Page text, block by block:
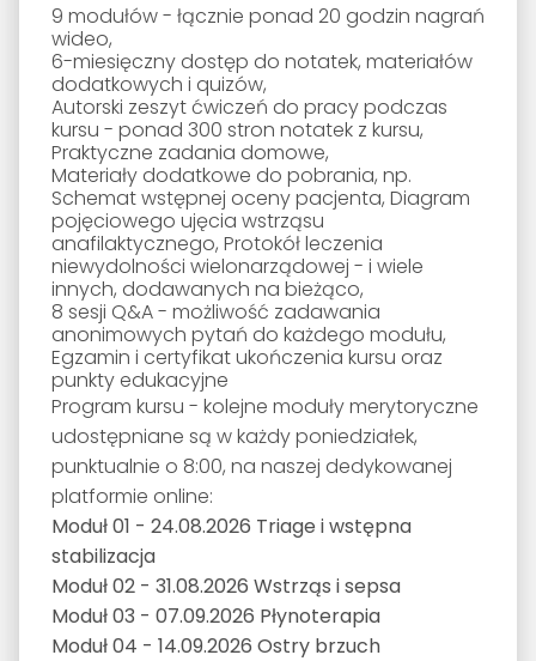
9 modułów - łącznie ponad 20 godzin nagrań
wideo,
6-miesięczny dostęp do notatek, materiałów
dodatkowych i quizów,
Autorski zeszyt ćwiczeń do pracy podczas
kursu - ponad 300 stron notatek z kursu,
Praktyczne zadania domowe,
Materiały dodatkowe do pobrania, np.
Schemat wstępnej oceny pacjenta, Diagram
pojęciowego ujęcia wstrząsu
anafilaktycznego, Protokół leczenia
niewydolności wielonarządowej - i wiele
innych, dodawanych na bieżąco,
8 sesji Q&A - możliwość zadawania
anonimowych pytań do każdego modułu,
Egzamin i certyfikat ukończenia kursu oraz
punkty edukacyjne
Program kursu - kolejne moduły merytoryczne
udostępniane są w każdy poniedziałek,
punktualnie o 8:00, na naszej dedykowanej
platformie online:
Moduł 01 - 24.08.2026 Triage i wstępna
stabilizacja
Moduł 02 - 31.08.2026 Wstrząs i sepsa
Moduł 03 - 07.09.2026 Płynoterapia
Moduł 04 - 14.09.2026 Ostry brzuch